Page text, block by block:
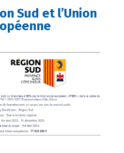
Sud et l’Union